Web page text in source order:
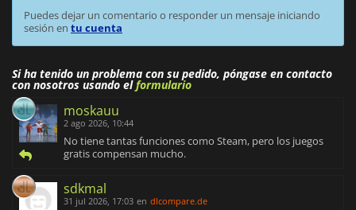
Puedes dejar un comentario o responder un mensaje iniciando
sesión en tu cuenta
Si ha tenido un problema con su pedido, póngase en contacto
con nosotros usando elformulario
moskauu
2 ago 2026, 10:44
No tiene tantas funciones como Steam, pero los juegos
gratis compensan mucho.
sdkmal
31 jul 2026, 17:03 en dlcompare.de